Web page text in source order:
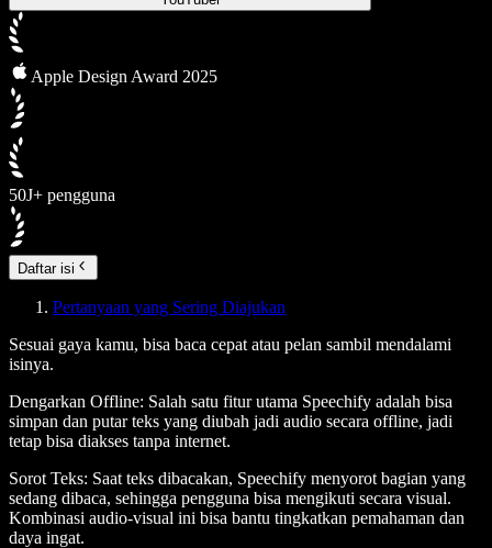
Apple Design Award 2025
50J+ pengguna
Daftar isi
Pertanyaan yang Sering Diajukan
Sesuai gaya kamu, bisa baca cepat atau pelan sambil mendalami
isinya.
Dengarkan Offline: Salah satu fitur utama Speechify adalah bisa
simpan dan putar teks yang diubah jadi audio secara offline, jadi
tetap bisa diakses tanpa internet.
Sorot Teks: Saat teks dibacakan, Speechify menyorot bagian yang
sedang dibaca, sehingga pengguna bisa mengikuti secara visual.
Kombinasi audio-visual ini bisa bantu tingkatkan pemahaman dan
daya ingat.